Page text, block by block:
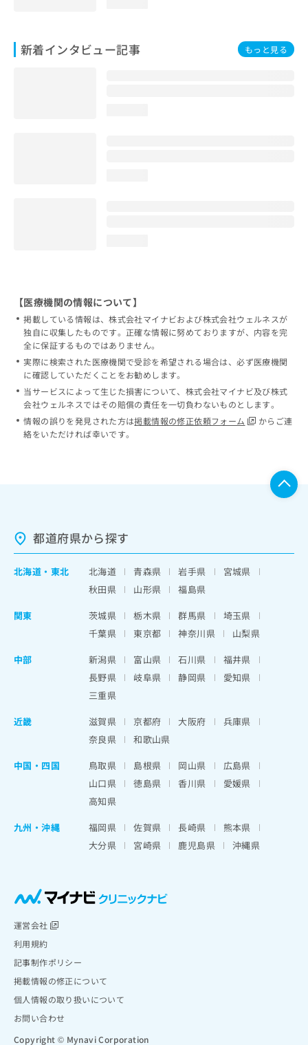
新着インタビュー記事 もっと見る
【医療機関の情報について】
掲載している情報は、株式会社マイナビおよび株式会社ウェルネスが
独自に収集したものです。正確な情報に努めておりますが、内容を完
全に保証するものではありません。
実際に検索された医療機関で受診を希望される場合は、必ず医療機関
に確認していただくことをお勧めします。
当サービスによって生じた損害について、株式会社マイナビ及び株式
会社ウェルネスではその賠償の責任を一切負わないものとします。
情報の誤りを発見された方は掲載情報の修正依頼フォーム
からご連
絡をいただければ幸いです。
都道府県から探す
北海道 ・ 東北 北海道 青森県 岩手県
宮城県
秋田県
山形県
福島県
関東
茨城県 栃木県 群馬県
埼玉県
千葉県
東京都 神奈川県
山梨県
中部
新潟県 富山県 石川県
福井県
長野県
岐阜県 静岡県
愛知県
三重県
近畿
滋賀県 京都府 大阪府
兵庫県
奈良県
和歌山県
中国・四国
鳥取県 島根県 岡山県
広島県
山口県
徳島県 香川県
愛媛県
高知県
九州・沖縄
福岡県 佐賀県 長崎県
熊本県
大分県
宮崎県 鹿児島県 沖縄県
運営会社
利用規約
記事制作ポリシー
掲載情報の修正について
個人情報の取り扱いについて
お問い合わせ
Copyright © Mynavi Corporation